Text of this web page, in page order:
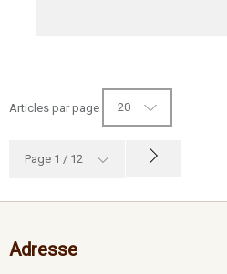
Articles par page 20
Page 1 / 12
Adresse